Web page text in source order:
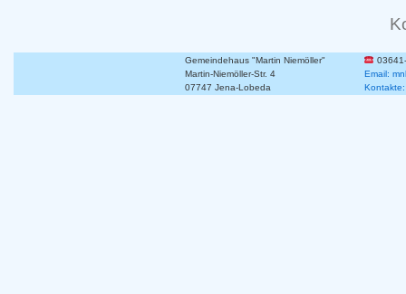
Gemeindehaus "Martin Niemöller"
Martin-Niemöller-Str. 4
Email:
07747 Jena-Lobeda